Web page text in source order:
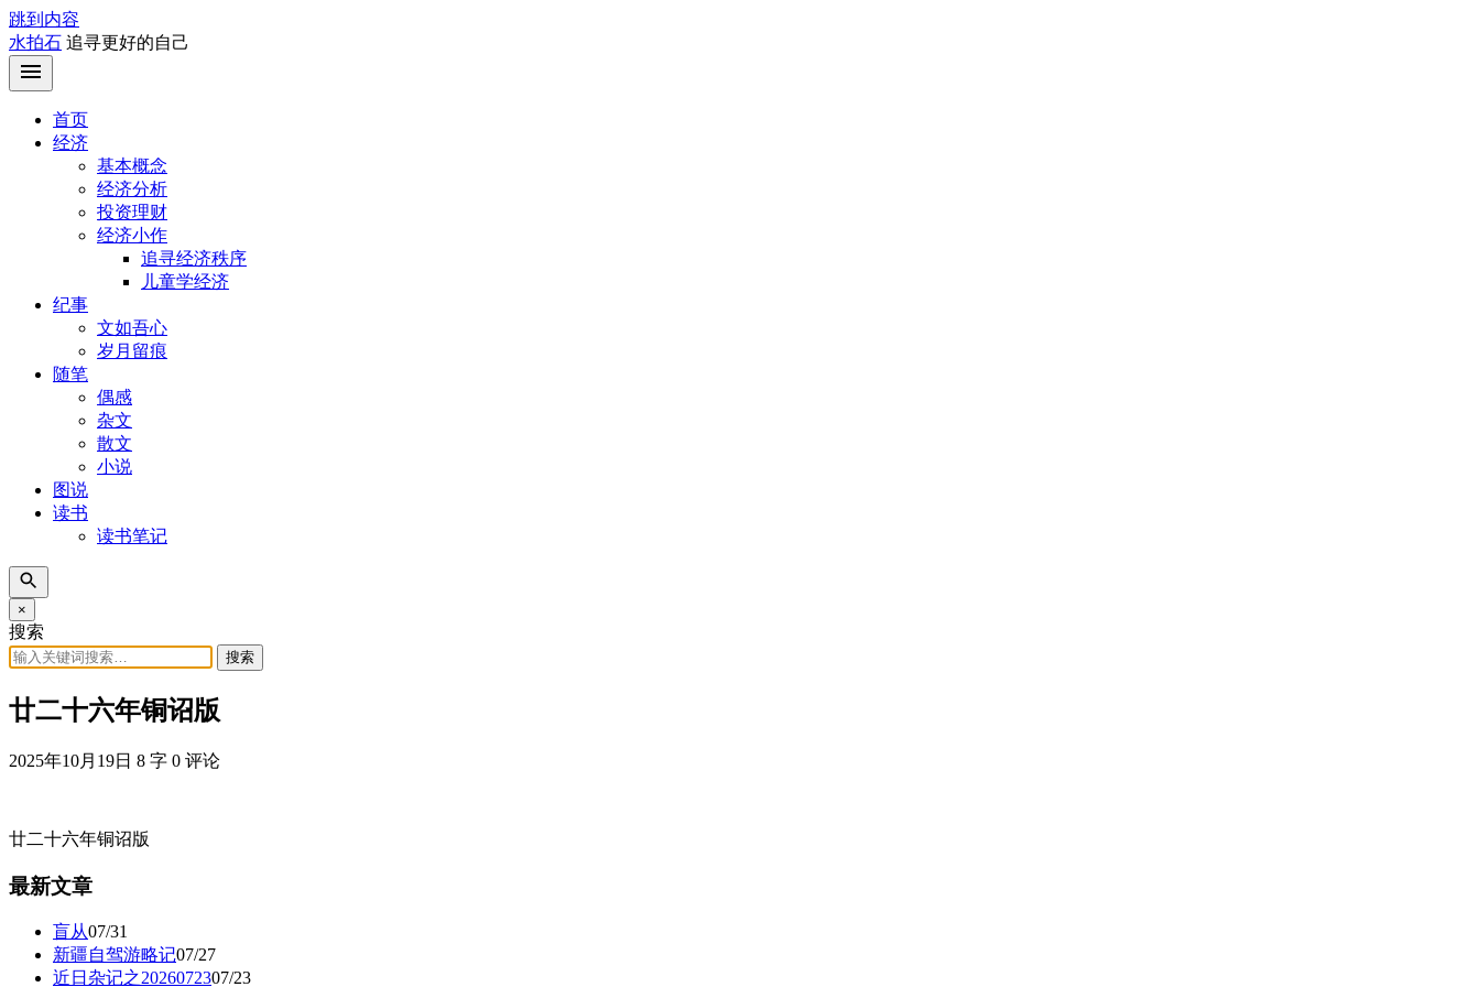
跳到内容
水拍石 追寻更好的自己
首页
经济
基本概念
经济分析
投资理财
经济小作
追寻经济秩序
儿童学经济
纪事
文如吾心
岁月留痕
随笔
偶感
杂文
散文
小说
图说
读书
读书笔记
×
搜索
搜索
廿二十六年铜诏版
2025年10月19日 8 字 0 评论
廿二十六年铜诏版
最新文章
盲从07/31
新疆自驾游略记07/27
近日杂记之2026072307/23